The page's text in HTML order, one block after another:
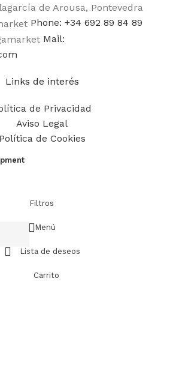
de Arousa, Pontevedra
Phone: +34 692 89 84 89
Mail:
Links de interés
de Privacidad
Aviso Legal
Política de Cookies
Filtros
Menú
Lista de deseos
Carrito